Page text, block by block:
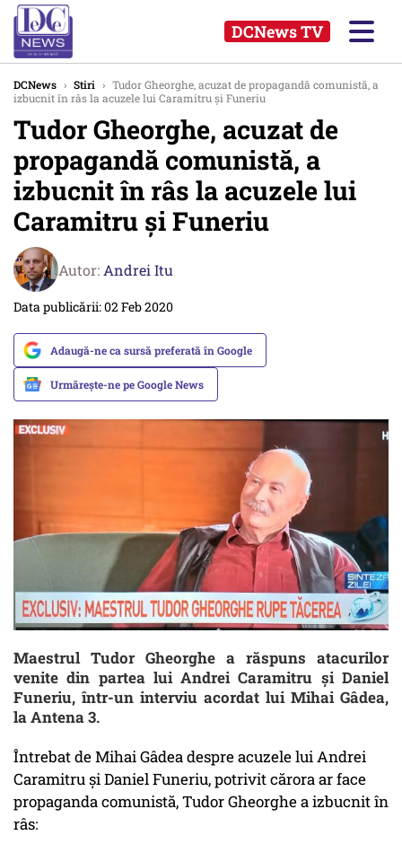
DCNews TV
DCNews › Stiri › Tudor Gheorghe, acuzat de propagandă comunistă, a
izbucnit în râs la acuzele lui Caramitru și Funeriu
Tudor Gheorghe, acuzat de
propagandă comunistă, a
izbucnit în râs la acuzele lui
Caramitru și Funeriu
Autor: Andrei Itu
Data publicării: 02 Feb 2020
Adaugă-ne ca sursă preferată în Google
Urmărește-ne pe Google News
Maestrul Tudor Gheorghe a răspuns atacurilor
venite din partea lui Andrei Caramitru și Daniel
Funeriu, într-un interviu acordat lui Mihai Gâdea,
la Antena 3.
Întrebat de Mihai Gâdea despre acuzele lui Andrei
Caramitru și Daniel Funeriu, potrivit cărora ar face
propaganda comunistă, Tudor Gheorghe a izbucnit în
râs: